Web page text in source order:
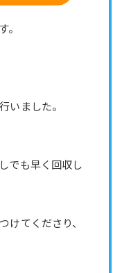
。
いました。
でも早く回収し
けてくださり、